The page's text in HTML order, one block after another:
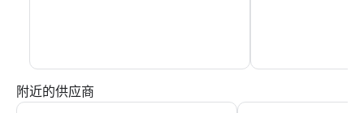
附近的供应商